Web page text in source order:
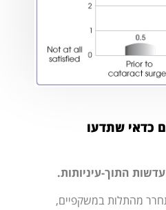
כדאי שתדעו
התוך-עיניותות.
מהתלות במשקפיים,